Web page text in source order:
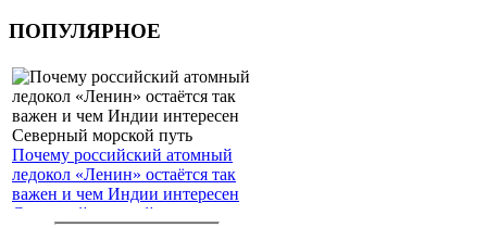
ПОПУЛЯРНОЕ
Почему российский атомный
ледокол «Ленин» остаётся так
важен и чем Индии интересен
Северный морской путь